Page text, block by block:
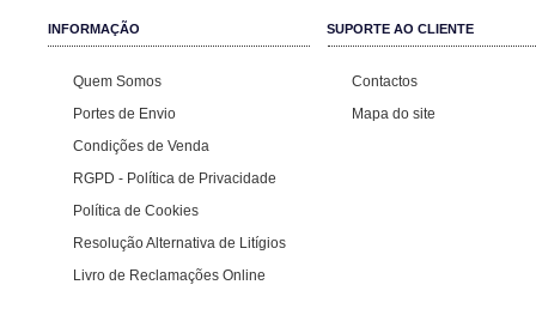
INFORMAÇÃO
Quem Somos
Portes de Envio
Condições de Venda
RGPD - Política de Privacidade
Política de Cookies
Resolução Alternativa de Litígios
Livro de Reclamações Online
SUPORTE AO CLIENTE
Contactos
Mapa do site